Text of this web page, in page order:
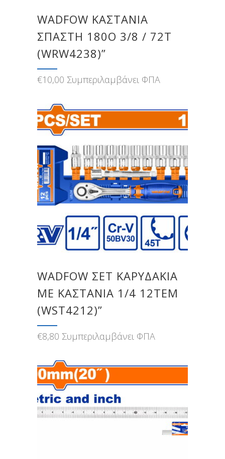
WADFOW ΚΑΣΤΑΝΙΑ
ΣΠΑΣΤΗ 180O 3/8 / 72Τ
(WRW4238)”
€10,00 Συμπεριλαμβάνει ΦΠΑ
WADFOW ΣΕΤ ΚΑΡΥΔΑΚΙΑ
ΜΕ ΚΑΣΤΑΝΙΑ 1/4 12ΤΕΜ
(WST4212)”
€8,80 Συμπεριλαμβάνει ΦΠΑ